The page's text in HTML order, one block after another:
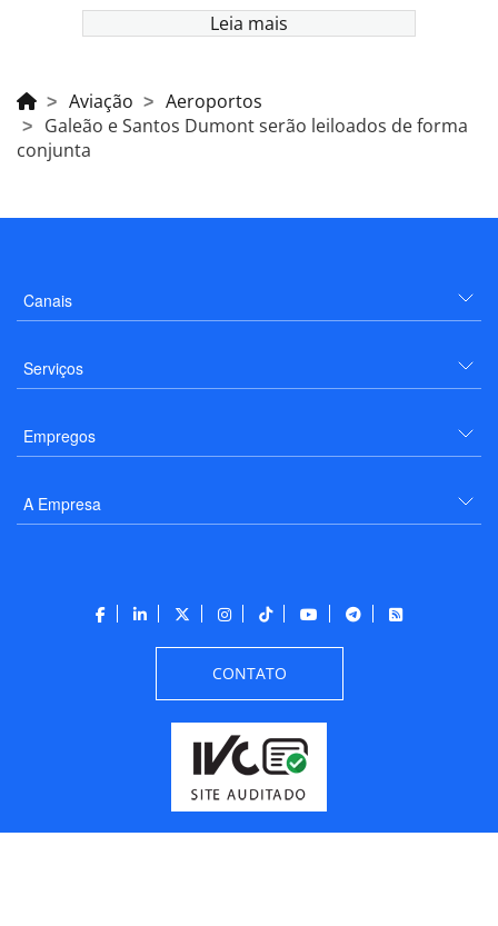
Leia mais
Aviação
Aeroportos
Galeão e Santos Dumont serão leiloados de forma
conjunta
Canais
Serviços
Empregos
A Empresa
CONTATO